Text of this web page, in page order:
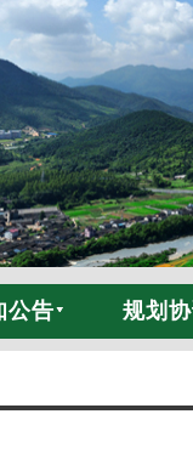
公告 规划